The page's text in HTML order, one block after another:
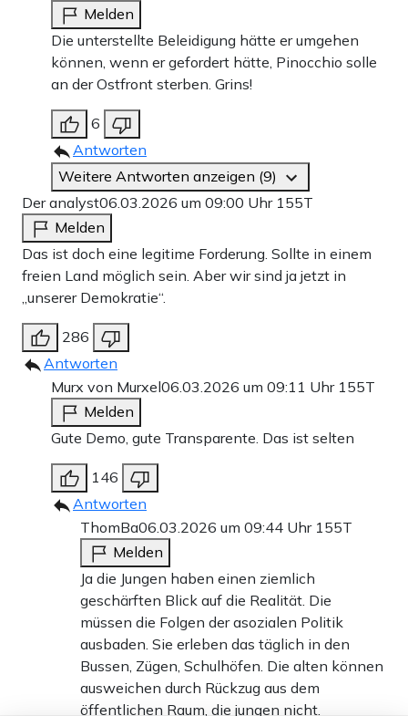
Melden
Die unterstellte Beleidigung hätte er umgehen
können, wenn er gefordert hätte, Pinocchio solle
an der Ostfront sterben. Grins!
6
Antworten
Weitere Antworten anzeigen (9)
Der analyst06.03.2026 um 09:00 Uhr 155T
Melden
Das ist doch eine legitime Forderung. Sollte in einem
freien Land möglich sein. Aber wir sind ja jetzt in
„unserer Demokratie“.
286
Antworten
Murx von Murxel06.03.2026 um 09:11 Uhr 155T
Melden
Gute Demo, gute Transparente. Das ist selten
146
Antworten
ThomBa06.03.2026 um 09:44 Uhr 155T
Melden
Ja die Jungen haben einen ziemlich
geschärften Blick auf die Realität. Die
müssen die Folgen der asozialen Politik
ausbaden. Sie erleben das täglich in den
Bussen, Zügen, Schulhöfen. Die alten können
ausweichen durch Rückzug aus dem
öffentlichen Raum, die jungen nicht.